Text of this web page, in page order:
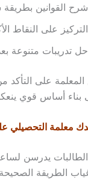
شرح القوانين
التركيز على النقاط
حل تدريبات متنوعة
على التأكد
بناء أساس قوي
معلمة التحصيلي
يدرسن
الطريقة الصحيحة